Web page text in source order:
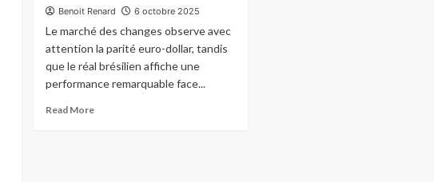
Benoit Renard 6 octobre 2025
Le marché des changes observe avec
attention la parité euro-dollar, tandis
que le réal brésilien affiche une
performance remarquable face...
Read MoreRead